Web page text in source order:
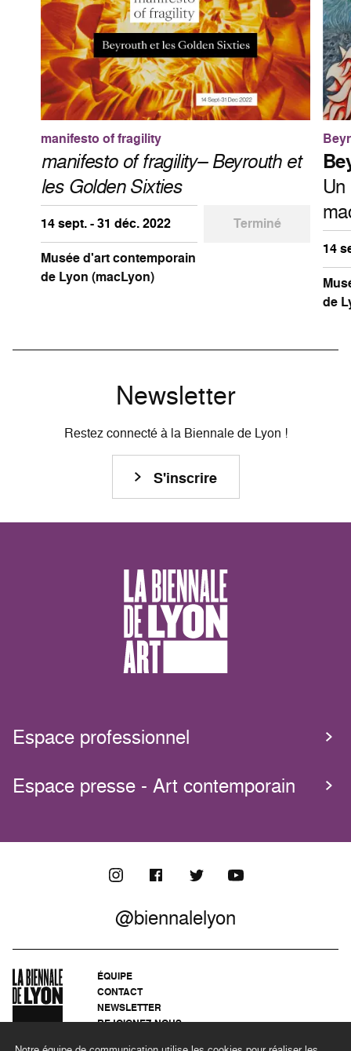
manifesto of fragility
manifesto of fragility– Beyrouth et
les Golden Sixties
14 sept. - 31 déc. 2022
Terminé
Musée d'art contemporain
de Lyon (macLyon)
14
de
Newsletter
Restez connecté à la Biennale de Lyon !
S'inscrire
Espace professionnel
Espace presse - Art contemporain
@biennalelyon
ÉQUIPE
CONTACT
NEWSLETTER
REJOIGNEZ-NOUS